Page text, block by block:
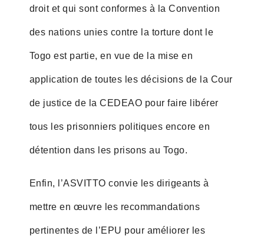
droit et qui sont conformes à la Convention
des nations unies contre la torture dont le
Togo est partie, en vue de la mise en
application de toutes les décisions de la Cour
de justice de la CEDEAO pour faire libérer
tous les prisonniers politiques encore en
détention dans les prisons au Togo.
Enfin, l’ASVITTO convie les dirigeants à
mettre en œuvre les recommandations
pertinentes de l’EPU pour améliorer les